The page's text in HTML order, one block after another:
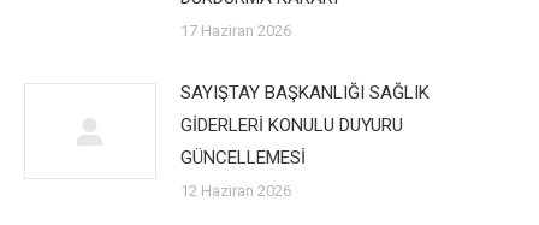
17 Haziran 2026
SAYIŞTAY BAŞKANLIĞI SAĞLIK
GİDERLERİ KONULU DUYURU
GÜNCELLEMESİ
12 Haziran 2026